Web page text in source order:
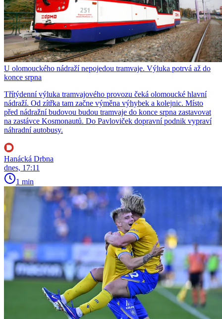
U olomouckého nádraží nepojedou tramvaje. Výluka potrvá až do
konce srpna
Třítýdenní výluka tramvajového provozu čeká olomoucké hlavní
nádraží. Od zítřka tam začne výměna výhybek a kolejnic. Místo
před nádražní budovou budou tramvaje do konce srpna zastavovat
na zastávce Kosmonautů. Do Pavloviček dopravní podnik vypraví
náhradní autobusy.
Hanácká Drbna
dnes, 17:11
1 min